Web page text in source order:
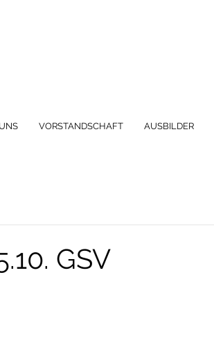
VORSTANDSCHAFT AUSBILDER
GSV